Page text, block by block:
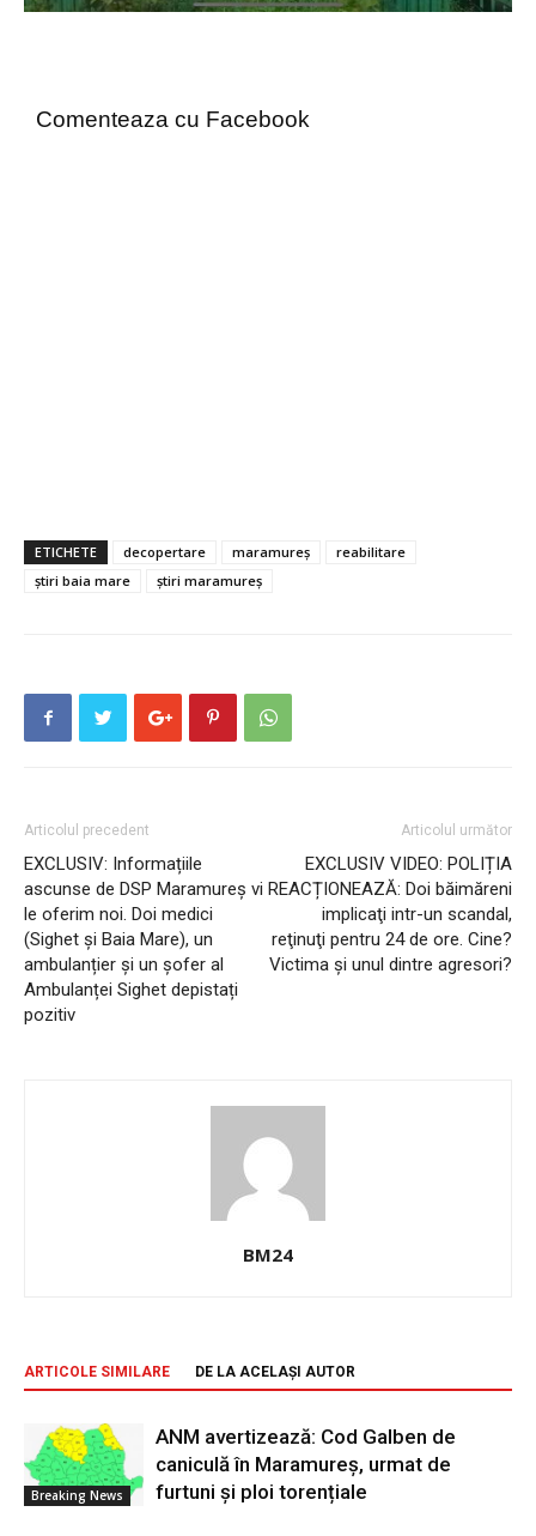
Comenteaza cu Facebook
ETICHETE decopertare maramureș
reabilitare
știri baia mare
știri maramureș
Articolul precedent
EXCLUSIV: Informațiile
ascunse de DSP Maramureș vi
le oferim noi. Doi medici
(Sighet și Baia Mare), un
ambulanțier și un șofer al
Ambulanței Sighet depistați
pozitiv
Articolul următor
EXCLUSIV VIDEO: POLIȚIA
REACȚIONEAZĂ: Doi băimăreni
implicaţi intr-un scandal,
reţinuţi pentru 24 de ore. Cine?
Victima și unul dintre agresori?
BM24
ARTICOLE SIMILARE DE LA ACELAȘI AUTOR
Breaking News
ANM avertizează: Cod Galben de
caniculă în Maramureș, urmat de
furtuni și ploi torențiale